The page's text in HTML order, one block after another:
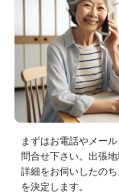
まずはお電話やメー
問合せ下さい。出張
詳細をお伺いしたの
を決定します。